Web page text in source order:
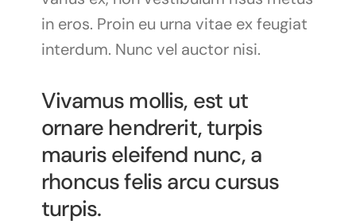
in eros. Proin eu urna vitae ex feugiat
interdum. Nunc vel auctor nisi.
Vivamus mollis, est ut
ornare hendrerit, turpis
mauris eleifend nunc, a
rhoncus felis arcu cursus
turpis.